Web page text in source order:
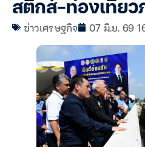
สติกส์-ท่องเที่ยว
ข่าวเศรษฐกิจ 07 มิ.ย. 69